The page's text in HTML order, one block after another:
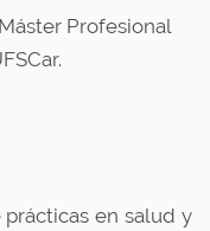
Profesional
en salud y